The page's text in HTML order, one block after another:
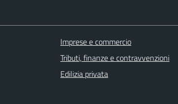
Imprese e commercio
Tributi, finanze e contravvenzioni
Edilizia privata